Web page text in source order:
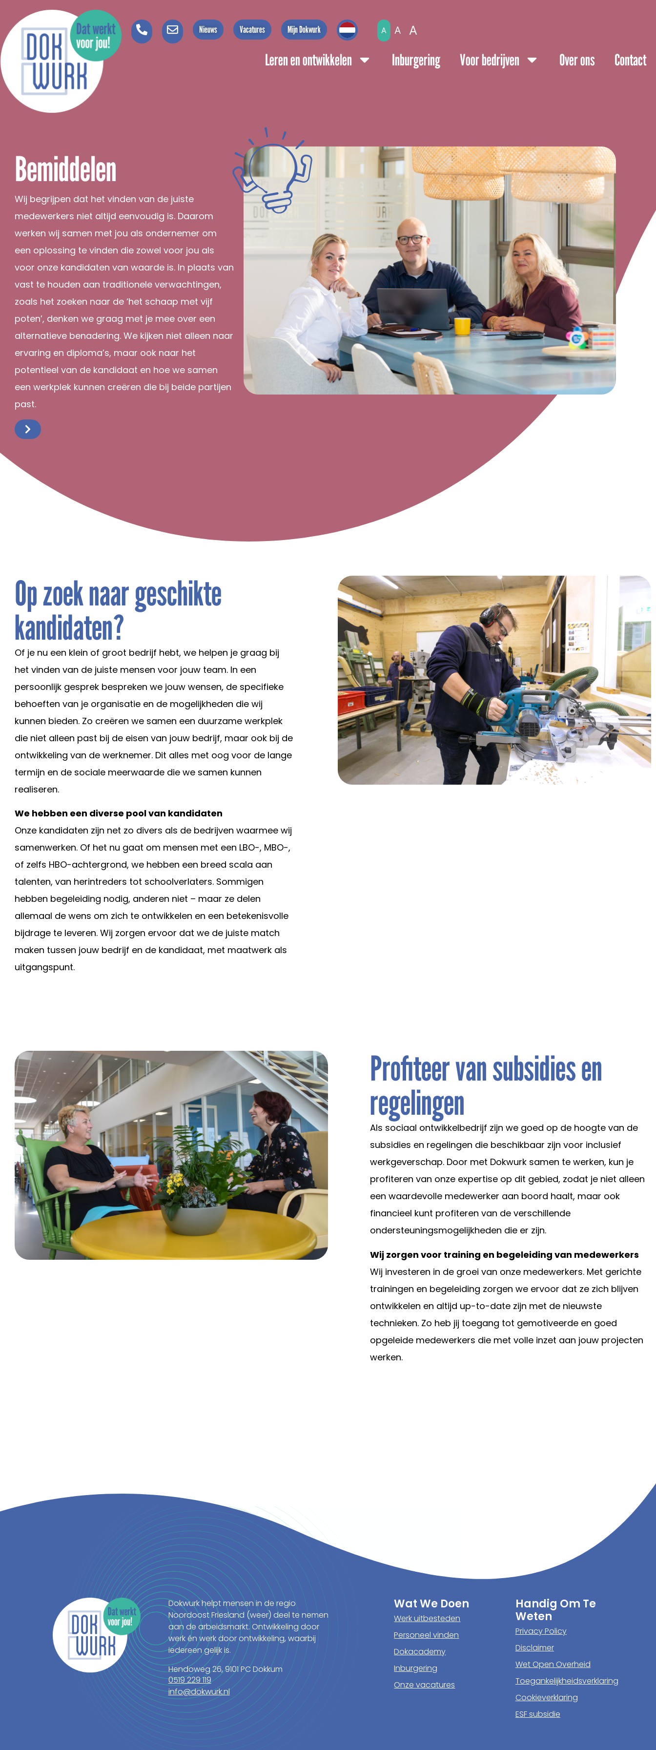
Nieuws Vacatures Mijn Dokwurk A A A
Leren en ontwikkelen Inburgering Voor bedrijven Over ons Contact
Bemiddelen
Wij begrijpen dat het vinden van de juiste
medewerkers niet altijd eenvoudig is. Daarom
werken wij samen met jou als ondernemer om
een oplossing te vinden die zowel voor jou als
voor onze kandidaten van waarde is. In plaats van
vast te houden aan traditionele verwachtingen,
zoals het zoeken naar de ‘het schaap met vijf
poten’, denken we graag met je mee over een
alternatieve benadering. We kijken niet alleen naar
ervaring en diploma’s, maar ook naar het
potentieel van de kandidaat en hoe we samen
een werkplek kunnen creëren die bij beide partijen
past.
Op zoek naar geschikte
kandidaten?
Of je nu een klein of groot bedrijf hebt, we helpen je graag bij
het vinden van de juiste mensen voor jouw team. In een
persoonlijk gesprek bespreken we jouw wensen, de specifieke
behoeften van je organisatie en de mogelijkheden die wij
kunnen bieden. Zo creëren we samen een duurzame werkplek
die niet alleen past bij de eisen van jouw bedrijf, maar ook bij de
ontwikkeling van de werknemer. Dit alles met oog voor de lange
termijn en de sociale meerwaarde die we samen kunnen
realiseren.
We hebben een diverse pool van kandidaten
Onze kandidaten zijn net zo divers als de bedrijven waarmee wij
samenwerken. Of het nu gaat om mensen met een LBO-, MBO-,
of zelfs HBO-achtergrond, we hebben een breed scala aan
talenten, van herintreders tot schoolverlaters. Sommigen
hebben begeleiding nodig, anderen niet – maar ze delen
allemaal de wens om zich te ontwikkelen en een betekenisvolle
bijdrage te leveren. Wij zorgen ervoor dat we de juiste match
maken tussen jouw bedrijf en de kandidaat, met maatwerk als
uitgangspunt.
Profiteer van subsidies en
regelingen
Als sociaal ontwikkelbedrijf zijn we goed op de hoogte van de
subsidies en regelingen die beschikbaar zijn voor inclusief
werkgeverschap. Door met Dokwurk samen te werken, kun je
profiteren van onze expertise op dit gebied, zodat je niet alleen
een waardevolle medewerker aan boord haalt, maar ook
financieel kunt profiteren van de verschillende
ondersteuningsmogelijkheden die er zijn.
Wij zorgen voor training en begeleiding van medewerkers
Wij investeren in de groei van onze medewerkers. Met gerichte
trainingen en begeleiding zorgen we ervoor dat ze zich blijven
ontwikkelen en altijd up-to-date zijn met de nieuwste
technieken. Zo heb jij toegang tot gemotiveerde en goed
opgeleide medewerkers die met volle inzet aan jouw projecten
werken.
Dokwurk helpt mensen in de regio
Noordoost Friesland (weer) deel te nemen
aan de arbeidsmarkt. Ontwikkeling door
werk én werk door ontwikkeling, waarbij
iedereen gelijk is.
Hendoweg 26, 9101 PC Dokkum
0519 229 119
info@dokwurk.nl
Wat We Doen
Werk uitbesteden
Personeel vinden
Dokacademy
Inburgering
Onze vacatures
Handig Om Te
Weten
Privacy Policy
Disclaimer
Wet Open Overheid
Toegankelijkheidsverklaring
Cookieverklaring
ESF subsidie